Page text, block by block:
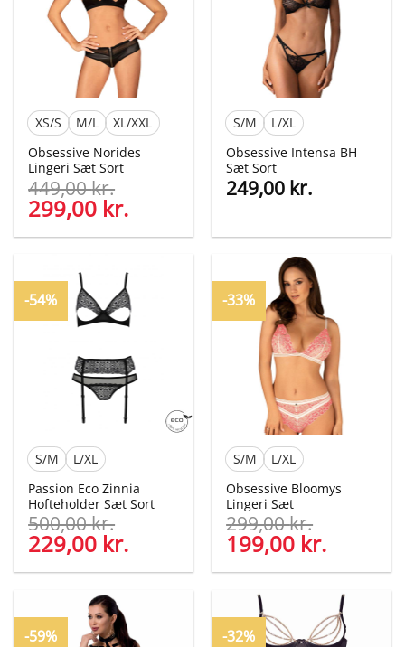
XS/S M/L
XL/XXL
Obsessive Norides
Lingeri Sæt Sort
449,00kr.
Den
oprindelige
pris
449,00 kr..
299,00 kr.
aktuelle
pris
299,00 kr..
S/M
L/XL
Obsessive Intensa BH
Sæt Sort
249,00 kr.
-54%
S/M
L/XL
Passion Eco Zinnia
Hofteholder Sæt Sort
500,00kr.
Den
oprindelige
pris
500,00 kr..
229,00 kr.
pris
229,00 kr..
-33%
S/M
L/XL
Obsessive Bloomys
Lingeri Sæt
299,00kr.
Den
oprindelige
pris
var:
299,00 kr..
199,00 kr.
pris
er:
199,00
-59% -32%